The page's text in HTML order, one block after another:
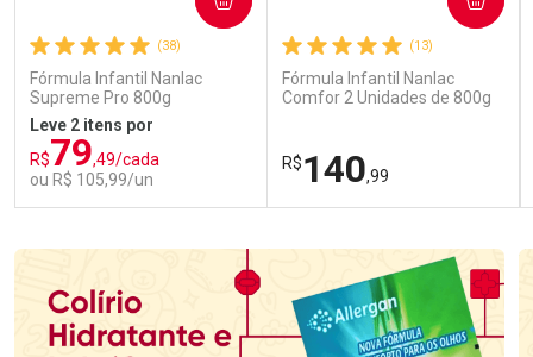
(38)
Fórmula Infantil Nanlac
Supreme Pro 800g
Leve 2 itens por
R$79,49/cada
ou R$ 105,99/un
(13)
Fórmula Infantil Nanlac
Comfor 2 Unidades de 800g
R$140,99
Laboratório
Por Menos